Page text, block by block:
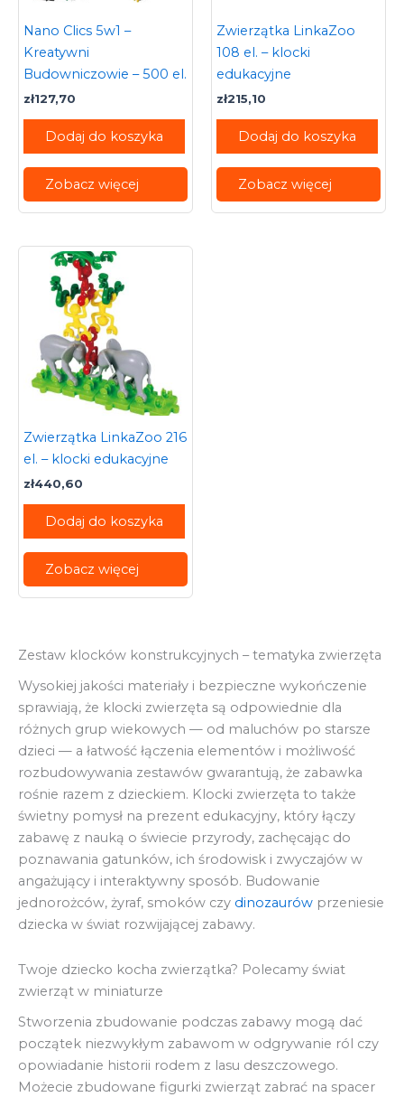
Nano Clics 5w1 –
Kreatywni
Budowniczowie – 500 el.
zł127,70
Dodaj do koszyka
Zobacz więcej
Zwierzątka LinkaZoo
108 el. – klocki
edukacyjne
zł215,10
Dodaj do koszyka
Zobacz więcej
Zwierzątka LinkaZoo 216
el. – klocki edukacyjne
zł440,60
Dodaj do koszyka
Zobacz więcej
Zestaw klocków konstrukcyjnych – tematyka zwierzęta
Wysokiej jakości materiały i bezpieczne wykończenie
sprawiają, że klocki zwierzęta są odpowiednie dla
różnych grup wiekowych — od maluchów po starsze
dzieci — a łatwość łączenia elementów i możliwość
rozbudowywania zestawów gwarantują, że zabawka
rośnie razem z dzieckiem. Klocki zwierzęta to także
świetny pomysł na prezent edukacyjny, który łączy
zabawę z nauką o świecie przyrody, zachęcając do
poznawania gatunków, ich środowisk i zwyczajów w
angażujący i interaktywny sposób. Budowanie
jednorożców, żyraf, smoków czy dinozaurów przeniesie
dziecka w świat rozwijającej zabawy.
Twoje dziecko kocha zwierzątka? Polecamy świat
zwierząt w miniaturze
Stworzenia zbudowanie podczas zabawy mogą dać
początek niezwykłym zabawom w odgrywanie ról czy
opowiadanie historii rodem z lasu deszczowego.
Możecie zbudowane figurki zwierząt zabrać na spacer